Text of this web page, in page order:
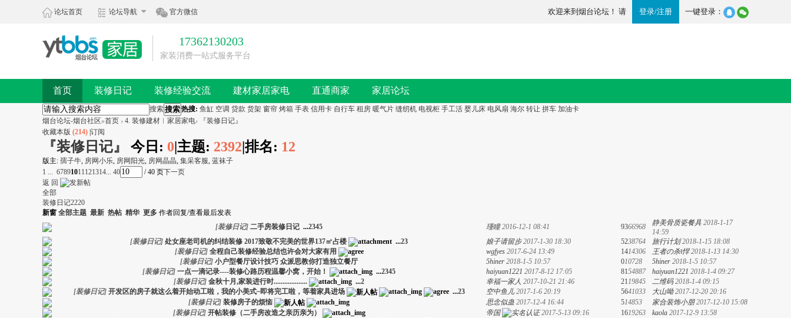
论坛首页 论坛导航 官方微信 欢迎来到烟台论坛！ 请 登录/注册 一键登录：
17362130203
家装消费一站式服务平台
首页 装修日记 装修经验交流 建材家居家电 直通商家 家居论坛
搜索搜索热搜: 鱼缸 空调 贷款 货架 窗帘 烤箱 手表 信用卡 自行车 租房 暖气片 缝纫机 电视柜 手工活 婴儿床 电风扇 海尔 转让 拼车 加油卡
烟台论坛-烟台社区»首页 › 4. 装修建材︱家居家电›
『装修日记』
收藏本版 (214) 订阅
『装修日记』 今日: 0|主题: 2392|排名: 12
版主: 孺子牛, 房网小乐, 房网阳光, 房网晶晶, 集采客服, 蓝袜子
1 ... 67891011121314... 40 / 40 页下一页
返 回
全部
装修日记2220
新窗 全部主题 最新 热帖 精华 更多 作者回复/查看最后发表
[装修日记] 二手房装修日记 ...2345 瑾瞳 2016-12-1 08:41 9366968 静美骨质瓷餐具 2018-1-17
14:59
[装修日记] 处女座老司机的纠结装修 2017致敬不完美的世界137㎡占楼 ...23 娘子请留步 2017-1-30 18:30 5238764 旅行计划 2018-1-15 18:08
[装修日记] 全程自己装修经验总结也许会对大家有用 wgfyes 2017-6-24 13:49 1414306 王者の杀‖悍 2018-1-13 14:30
[装修日记] 小户型餐厅设计技巧 众派思教你打造独立餐厅 5hiner 2018-1-5 10:57 010728 5hiner 2018-1-5 10:57
[装修日记] 一点一滴记录----装修心路历程温馨小窝，开始！ ...2345 haiyuan1221 2017-8-12 17:05 8154887 haiyuan1221 2018-1-4 09:27
[装修日记] 金秋十月,家装进行时................... ...2 幸福一家人 2017-10-21 21:46 2119845 二维码 2018-1-4 09:15
[装修日记] 开发区的房子就这么着开始动工啦，我的小美式~即将完工啦，等着家具进场 ...23 空中鱼儿 2017-1-6 20:19 5641033 大山呦 2017-12-20 20:16
[装修日记] 装修房子的烦恼 思念似蛊 2017-12-4 16:44 514853 家合装饰小朋 2017-12-10 15:08
[装修日记] 开帖装修（二手房改造之亲历亲为） 帝国 2017-5-13 09:16 1619263 kaola 2017-12-9 13:58